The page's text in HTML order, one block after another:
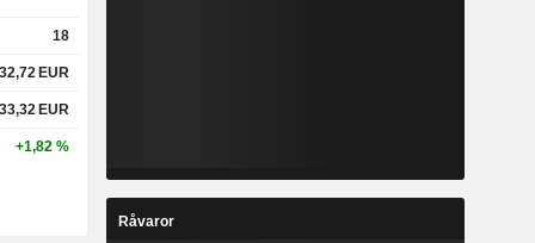
18
32,72 EUR
33,32 EUR
+1,82 %
Råvaror